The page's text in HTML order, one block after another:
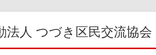
法人 つづき区民交流協会